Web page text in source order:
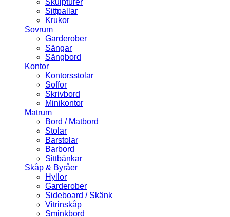
Skulpturer
Sittpallar
Krukor
Sovrum
Garderober
Sängar
Sängbord
Kontor
Kontorsstolar
Soffor
Skrivbord
Minikontor
Matrum
Bord / Matbord
Stolar
Barstolar
Barbord
Sittbänkar
Skåp & Byråer
Hyllor
Garderober
Sideboard / Skänk
Vitrinskåp
Sminkbord